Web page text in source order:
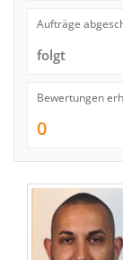
Aufträge
folgt
Bewertungen
0